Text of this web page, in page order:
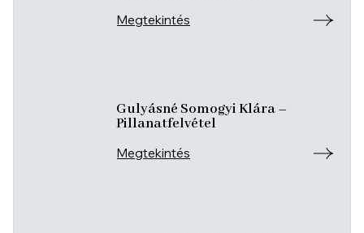
Megtekintés
Gulyásné Somogyi Klára –
Pillanatfelvétel
Megtekintés